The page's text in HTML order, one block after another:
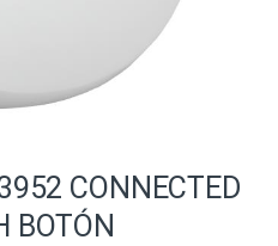
CONNECTED
BOTÓN